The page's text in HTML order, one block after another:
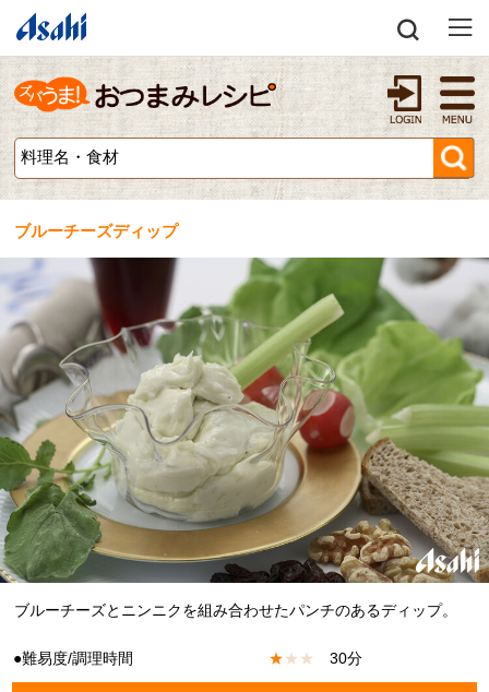
ブルーチーズディップ
ブルーチーズとニンニクを組み合わせたパンチのあるディップ。
●難易度/調理時間 ★★ ★ 30分